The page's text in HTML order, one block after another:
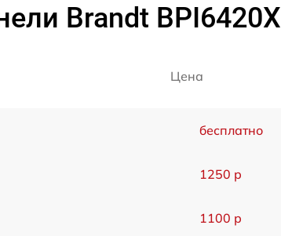
Brandt BPI6420X
Цена
бесплатно
1250 р
1100 р